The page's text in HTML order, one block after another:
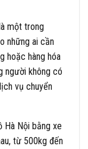
một trong
những ai cần
hoặc hàng hóa
người không có
vụ chuyển
Hà Nội bằng xe
từ 500kg đến